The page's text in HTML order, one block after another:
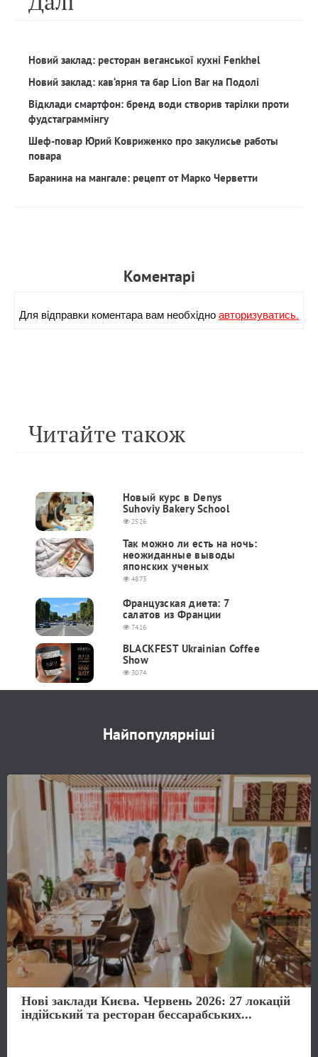
Новий заклад: ресторан веганської кухні Fenkhel
Новий заклад: кав‘ярня та бар Lion Bar на Подолі
Відклади смартфон: бренд води створив тарілки проти
фудстаграммінгу
Шеф-повар Юрий Ковриженко про закулисье работы
повара
Баранина на мангале: рецепт от Марко Черветти
Коментарi
Для вiдправки коментара вам необхiдноавторизуватись.
Читайте також
Новый курс в Denys
Suhoviy Bakery School
2526
Так можно ли есть на ночь:
неожиданные выводы
японских ученых
4873
Французская диета: 7
салатов из Франции
7416
BLACKFEST Ukrainian Coffee
Show
3074
Найпопулярніші
Нові заклади Києва. Червень 2026: 27 локацій
індійський та ресторан бессарабських...